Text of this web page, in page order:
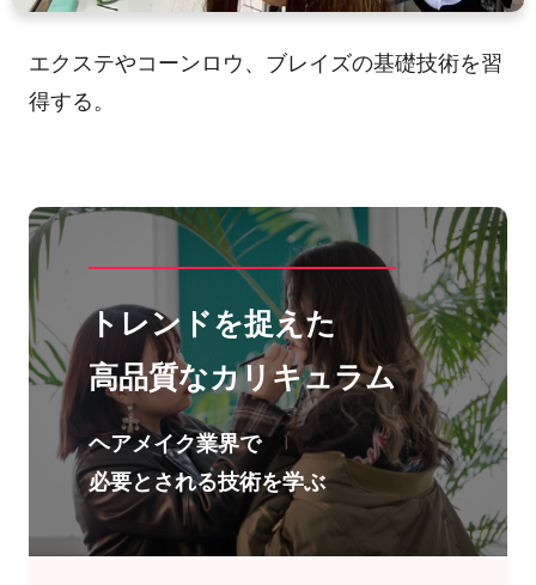
エクステやコーンロウ、ブレイズの基礎技術を習
得する。
トレンドを捉えた
高品質なカリキュラム
ヘアメイク業界で
必要とされる技術を学ぶ